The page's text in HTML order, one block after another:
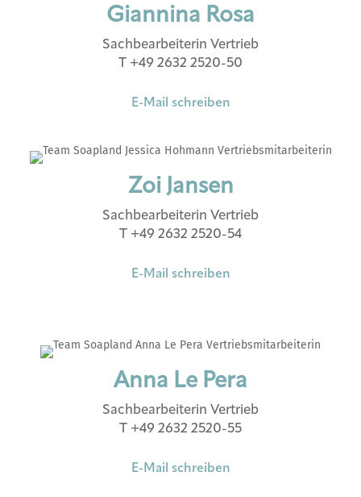
Giannina Rosa
Sachbearbeiterin Vertrieb
T +49 2632 2520-50
E-Mail schreiben
Zoi Jansen
Sachbearbeiterin Vertrieb
T +49 2632 2520-54
E-Mail schreiben
Anna Le Pera
Sachbearbeiterin Vertrieb
T +49 2632 2520-55
E-Mail schreiben